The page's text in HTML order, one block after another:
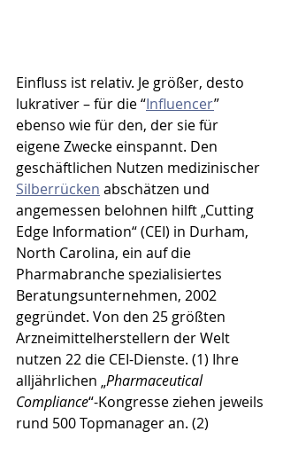
Einfluss ist relativ. Je größer, desto
lukrativer – für die “Influencer”
ebenso wie für den, der sie für
eigene Zwecke einspannt. Den
geschäftlichen Nutzen medizinischer
Silberrücken abschätzen und
angemessen belohnen hilft „Cutting
Edge Information“ (CEI) in Durham,
North Carolina, ein auf die
Pharmabranche spezialisiertes
Beratungsunternehmen, 2002
gegründet. Von den 25 größten
Arzneimittelherstellern der Welt
nutzen 22 die CEI-Dienste. (1) Ihre
alljährlichen „Pharmaceutical
Compliance“-Kongresse ziehen jeweils
rund 500 Topmanager an. (2)